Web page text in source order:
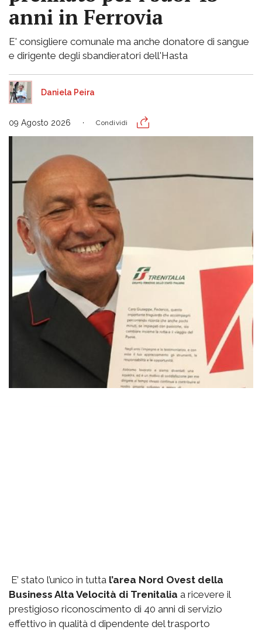
anni in Ferrovia
E' consigliere comunale ma anche donatore di sangue
e dirigente degli sbandieratori dell'Hasta
Daniela Peira
09 Agosto 2026 Condividi
E’ stato l’unico in tutta l’area Nord Ovest della
Business Alta Velocità di Trenitalia a ricevere il
prestigioso riconoscimento di 40 anni di servizio
effettivo in qualità d dipendente del trasporto